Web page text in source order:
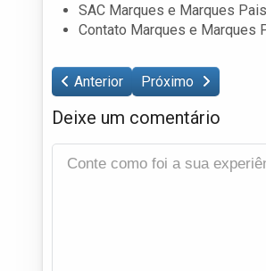
SAC Marques e Marques
Contato Marques e Marques
Anterior Próximo
Deixe um comentário